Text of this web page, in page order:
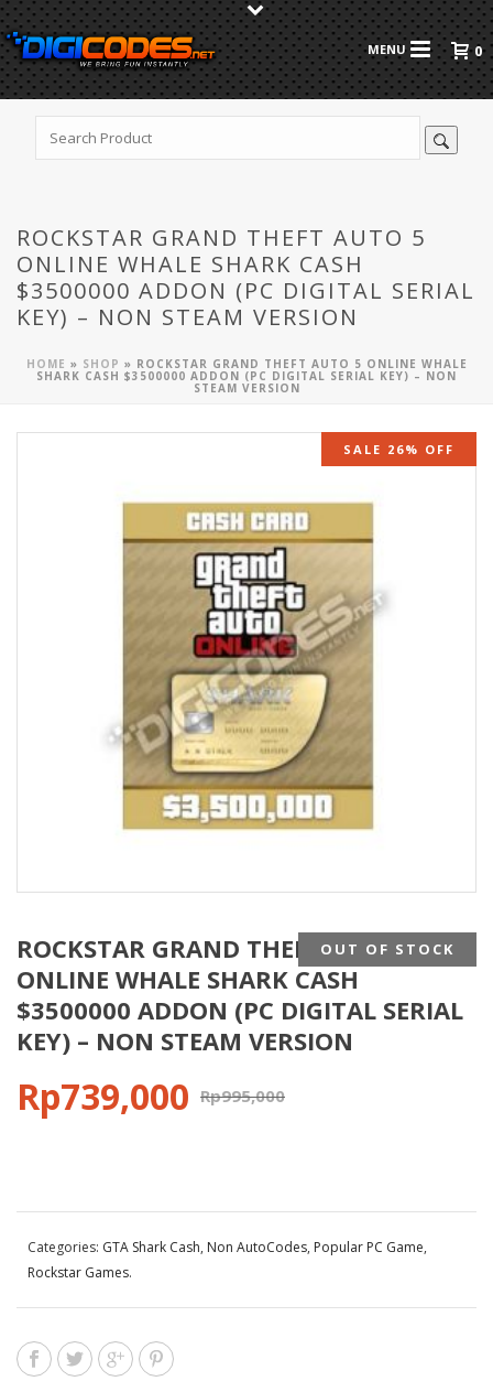
0
ROCKSTAR GRAND THEFT AUTO 5
ONLINE WHALE SHARK CASH
$3500000 ADDON (PC DIGITAL SERIAL
KEY) – NON STEAM VERSION
HOME » SHOP » ROCKSTAR GRAND THEFT AUTO 5 ONLINE WHALE
SHARK CASH $3500000 ADDON (PC DIGITAL SERIAL KEY) – NON
STEAM VERSION
SALE 26% OFF
ROCKSTAR GRAND THEFT AUTO 5
ONLINE WHALE SHARK CASH
$3500000 ADDON (PC DIGITAL SERIAL
KEY) – NON STEAM VERSION
Rp995,000
Rp739,000
OUT OF STOCK
Categories: GTA Shark Cash, Non AutoCodes, Popular PC Game,
Rockstar Games.